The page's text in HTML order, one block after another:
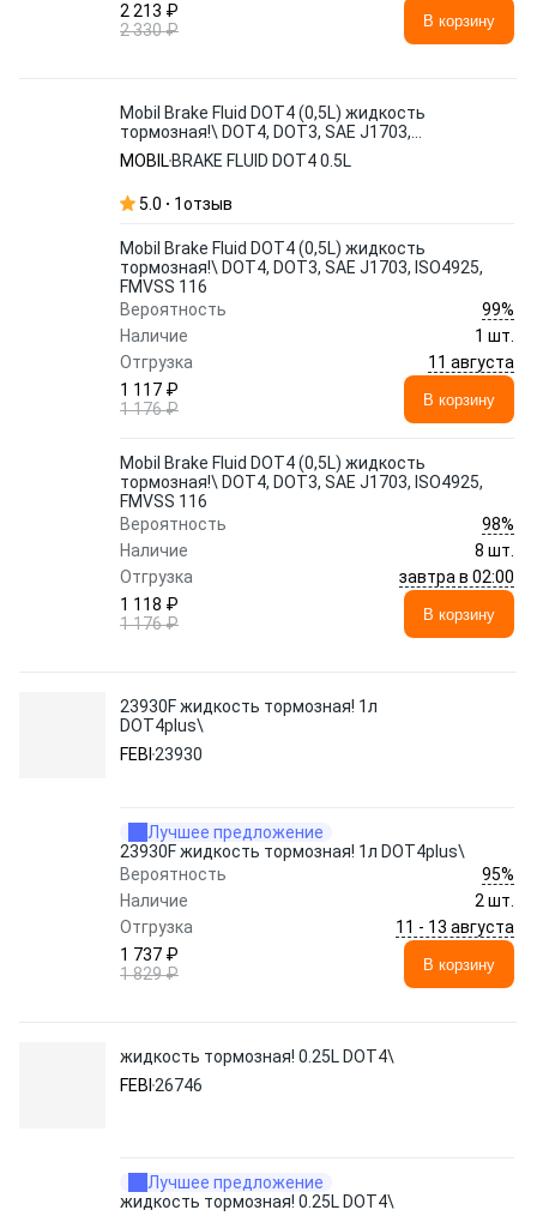
2 213 ₽
2 330 ₽
В корзину
Mobil Brake Fluid DOT4 (0,5L) жидкость
тормозная!\ DOT4, DOT3, SAE J1703,
ISO4925, FMVSS 116
MOBIL BRAKE FLUID DOT4 0.5L
5.0 1отзыв
Mobil Brake Fluid DOT4 (0,5L) жидкость
тормозная!\ DOT4, DOT3, SAE J1703, ISO4925,
FMVSS 116
Вероятность
99%
Наличие
1 шт.
Отгрузка
11 августа
1 117 ₽
1 176 ₽
В корзину
Mobil Brake Fluid DOT4 (0,5L) жидкость
тормозная!\ DOT4, DOT3, SAE J1703, ISO4925,
FMVSS 116
Вероятность
98%
Наличие
8 шт.
Отгрузка
завтра в 02:00
1 118 ₽
1 176 ₽
В корзину
23930F жидкость тормозная! 1л
DOT4plus\
FEBI 23930
Лучшее предложение
23930F жидкость тормозная! 1л DOT4plus\
Вероятность
95%
Наличие
2 шт.
Отгрузка
11 - 13 августа
1 737 ₽
1 829 ₽
В корзину
жидкость тормозная! 0.25L DOT4\
FEBI 26746
Лучшее предложение
жидкость тормозная! 0.25L DOT4\